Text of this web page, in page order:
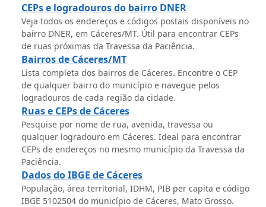
CEPs e logradouros do bairro DNER
Veja todos os endereços e códigos postais disponíveis no
bairro DNER, em Cáceres/MT. Útil para encontrar CEPs
de ruas próximas da Travessa da Paciência.
Bairros de Cáceres/MT
Lista completa dos bairros de Cáceres. Encontre o CEP
de qualquer bairro do município e navegue pelos
logradouros de cada região da cidade.
Ruas e CEPs de Cáceres
Pesquise por nome de rua, avenida, travessa ou
qualquer logradouro em Cáceres. Ideal para encontrar
CEPs de endereços no mesmo município da Travessa da
Paciência.
Dados do IBGE de Cáceres
População, área territorial, IDHM, PIB per capita e código
IBGE 5102504 do município de Cáceres, Mato Grosso.